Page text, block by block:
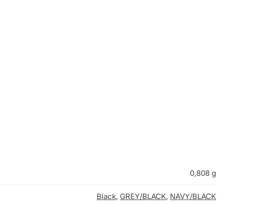
0,808 g
Black, GREY/BLACK, NAVY/BLACK